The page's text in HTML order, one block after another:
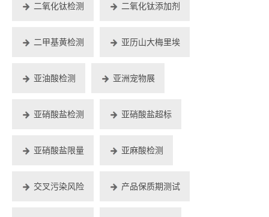
二氧化钛检测 二氧化钛添加剂
二甲基黄检测 亚历山大梅里埃
亚油酸检测 亚洲宠物展
亚硝酸盐检测 亚硝酸盐超标
亚硝酸盐限量 亚麻酸检测
交叉污染风险 产品保质期测试